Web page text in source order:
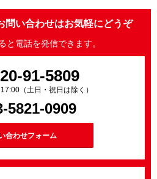
問い合わせはお気軽にどうぞ
と電話を発信できます。
91-5809
（土日・祝日は除く）
5821-0909
合わせフォーム